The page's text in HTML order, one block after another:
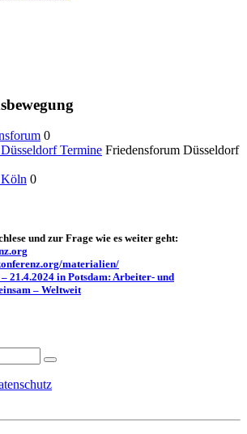
0
Termine Friedensforum Düsseldorf
0
und zur Frage wie es weiter geht:
materialien/
21.4.2024 in Potsdam: Arbeiter- und
– Weltweit